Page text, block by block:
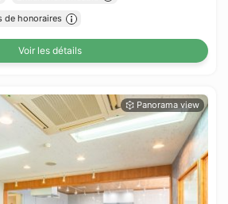
de honoraires
Voir les détails